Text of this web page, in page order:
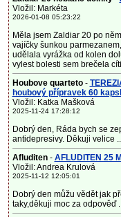
Vložil: Markéta
2026-01-08 05:23:22
Měla jsem Zaldiar 20 po
vajíčky šunkou
udělala vyrážka od kolen
vylest bolesti sem brečela
Houbove quarteto-
houbový přípravek 60
Vložil: Katka Mašková
2025-11-24 17:28:12
Dobrý den, Ráda bych se
antidepresivy. Děkuji velice
Afluditen- AFLUDITEN 25
Vložil: Andrea Krulová
2025-11-12 12:05:01
Dobrý den můžu vědět jak
taky,děkuji moc za odpověď